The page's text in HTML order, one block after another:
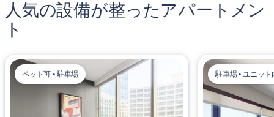
人気の設備が整ったアパートメン
ト
ペット可 • 駐車場 駐車場 • ユニッ